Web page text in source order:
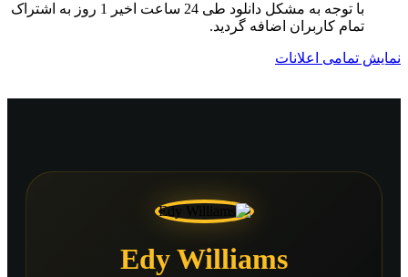
با توجه به مشکل دانلود طی 24 ساعت اخیر 1 روز به اشتراک
تمام کاربران اضافه گردید.
نمایش تمامی اعلانات
Edy Williams